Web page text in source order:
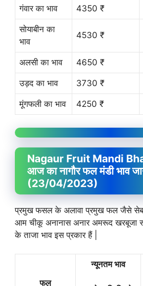
गंवार का भाव 4350 ₹
सोयाबीन का
भाव
4530 ₹
अलसी का भाव 4650 ₹
उड़द का भाव 3730 ₹
मूंगफली का भाव 4250 ₹
Nagaur Fruit Mandi
आज का नागौर फल मंडी भाव
(23/04/2023)
प्रमुख फसल के अलावा प्रमुख फल जैसे सेब
आम चीकू अनानास अनार अमरूद खरबूजा
के ताजा भाव इस प्रकार हैं |
फल
न्यूनतम भाव